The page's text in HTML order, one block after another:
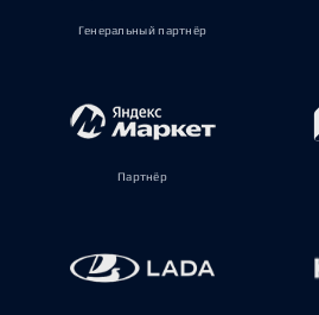
Генеральный партнёр
Партнёр